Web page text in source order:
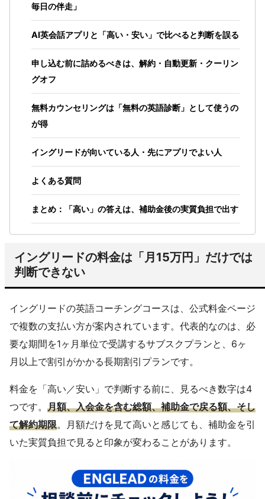
毎日の伴走」
AI英会話アプリと「高い・安い」で比べると判断を誤る
申し込む前に詰めるべきは、解約・自動更新・クーリン
グオフ
無料カウンセリングは「無料の英語診断」として使うの
が得
イングリードが向いている人・先にアプリでよい人
よくある質問
まとめ：「高い」の答えは、補助金後の実質負担で出す
イングリードの料金は「月15万円」だけでは
判断できない
イングリードの英語コーチングコースは、公式料金ページ
で複数の支払い方が案内されています。代表的なのは、必
要な期間を1ヶ月単位で受講するサブスクプランと、6ヶ
月以上で割引がかかる長期割引プランです。
料金を「高い／安い」で判断する前に、見るべき数字は4
つです。 月額、入会金を含む総額、補助金で戻る額、そし
て解約期限。月額だけを見て高いと感じても、補助金を引
いた実質負担で見ると印象が変わることがあります。